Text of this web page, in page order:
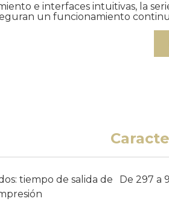
e interfaces intuitivas, la
un funcionamiento
tiempo de salida de
De 297 a